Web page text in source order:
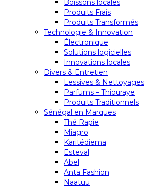
Boissons locales
Produits Frais
Produits Transformés
Technologie & Innovation
Électronique
Solutions logicielles
Innovations locales
Divers & Entretien
Lessives & Nettoyages
Parfums – Thiouraye
Produits Traditionnels
Sénégal en Marques
Thé Rapie
Miagro
Karitédiema
Esteval
Abel
Anta Fashion
Naatuu